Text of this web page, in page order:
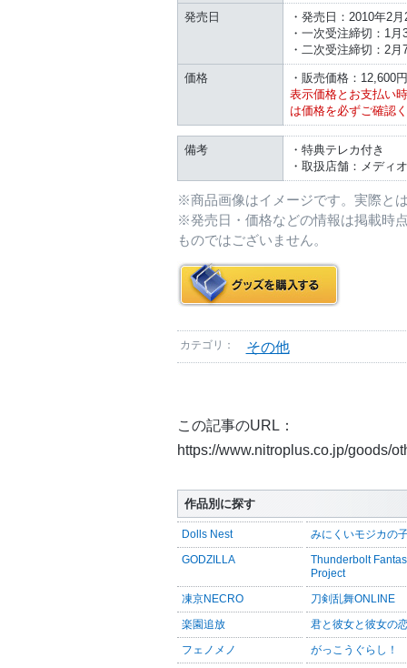
発売日
・発売日：2010年2
・一次受注締切：1
・二次受注締切：2
価格
・販売価格：12,600
表示価格とお支払い
は価格を必ずご確認
備考
・特典テレカ付き
・取扱店舗：メディ
※商品画像はイメージです。実際と
※発売日・価格などの情報は掲載時
ものではございません。
カテゴリ： その他
この記事のURL：
https://www.nitroplus.co.jp/goods/
作品別に探す
Dolls Nest みにくいモジカの
GODZILLA
Thunderbolt
Project
凍京NECRO 刀剣乱舞ONLINE
楽園追放 君と彼女と彼女の
フェノメノ がっこうぐらし！